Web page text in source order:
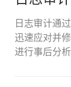
日志审计通
迅速应对并
进行事后分